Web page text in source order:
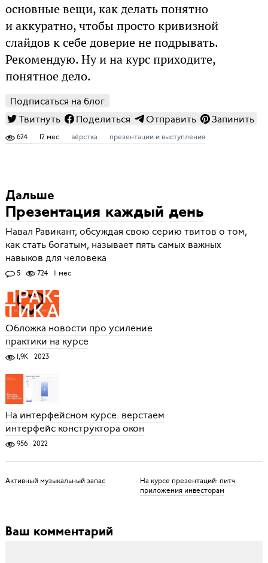
основные вещи, как делать понятно
и аккуратно, чтобы просто кривизной
слайдов к себе доверие не подрывать.
Рекомендую. Ну и на курс приходите,
понятное дело.
Подписаться на блог
Твитнуть
Поделиться Отправить Запинить
624 12 мес вёрстка презентации и выступления
Дальше
Презентация каждый день
Навал Равикант, обсуждая свою серию твитов о том,
как стать богатым, называет пять самых важных
навыков для человека
5 724 11 мес
Обложка новости про усиление
практики на курсе
1,9K 2023
На интерфейсном курсе: верстаем
интерфейс конструктора окон
956 2022
Активный музыкальный запас
На курсе презентаций: питч
приложения инвесторам
Ваш комментарий